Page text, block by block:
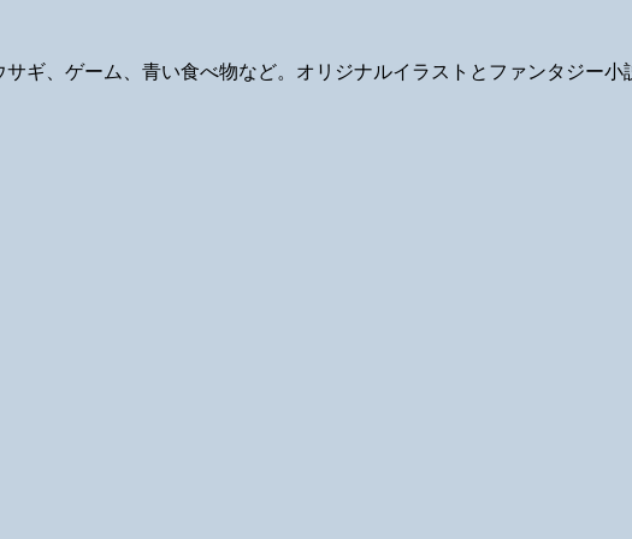
ギ、ゲーム、青い食べ物など。オリジナルイラストとファンタジー小